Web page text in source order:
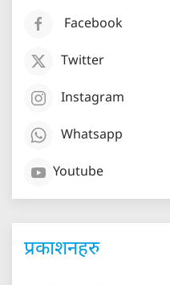
Facebook
Twitter
Instagram
Whatsapp
Youtube
प्रकाशनहरु